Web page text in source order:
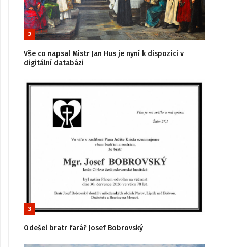
2
Vše co napsal Mistr Jan Hus je nyní k dispozici v
digitální databázi
3
Odešel bratr farář Josef Bobrovský